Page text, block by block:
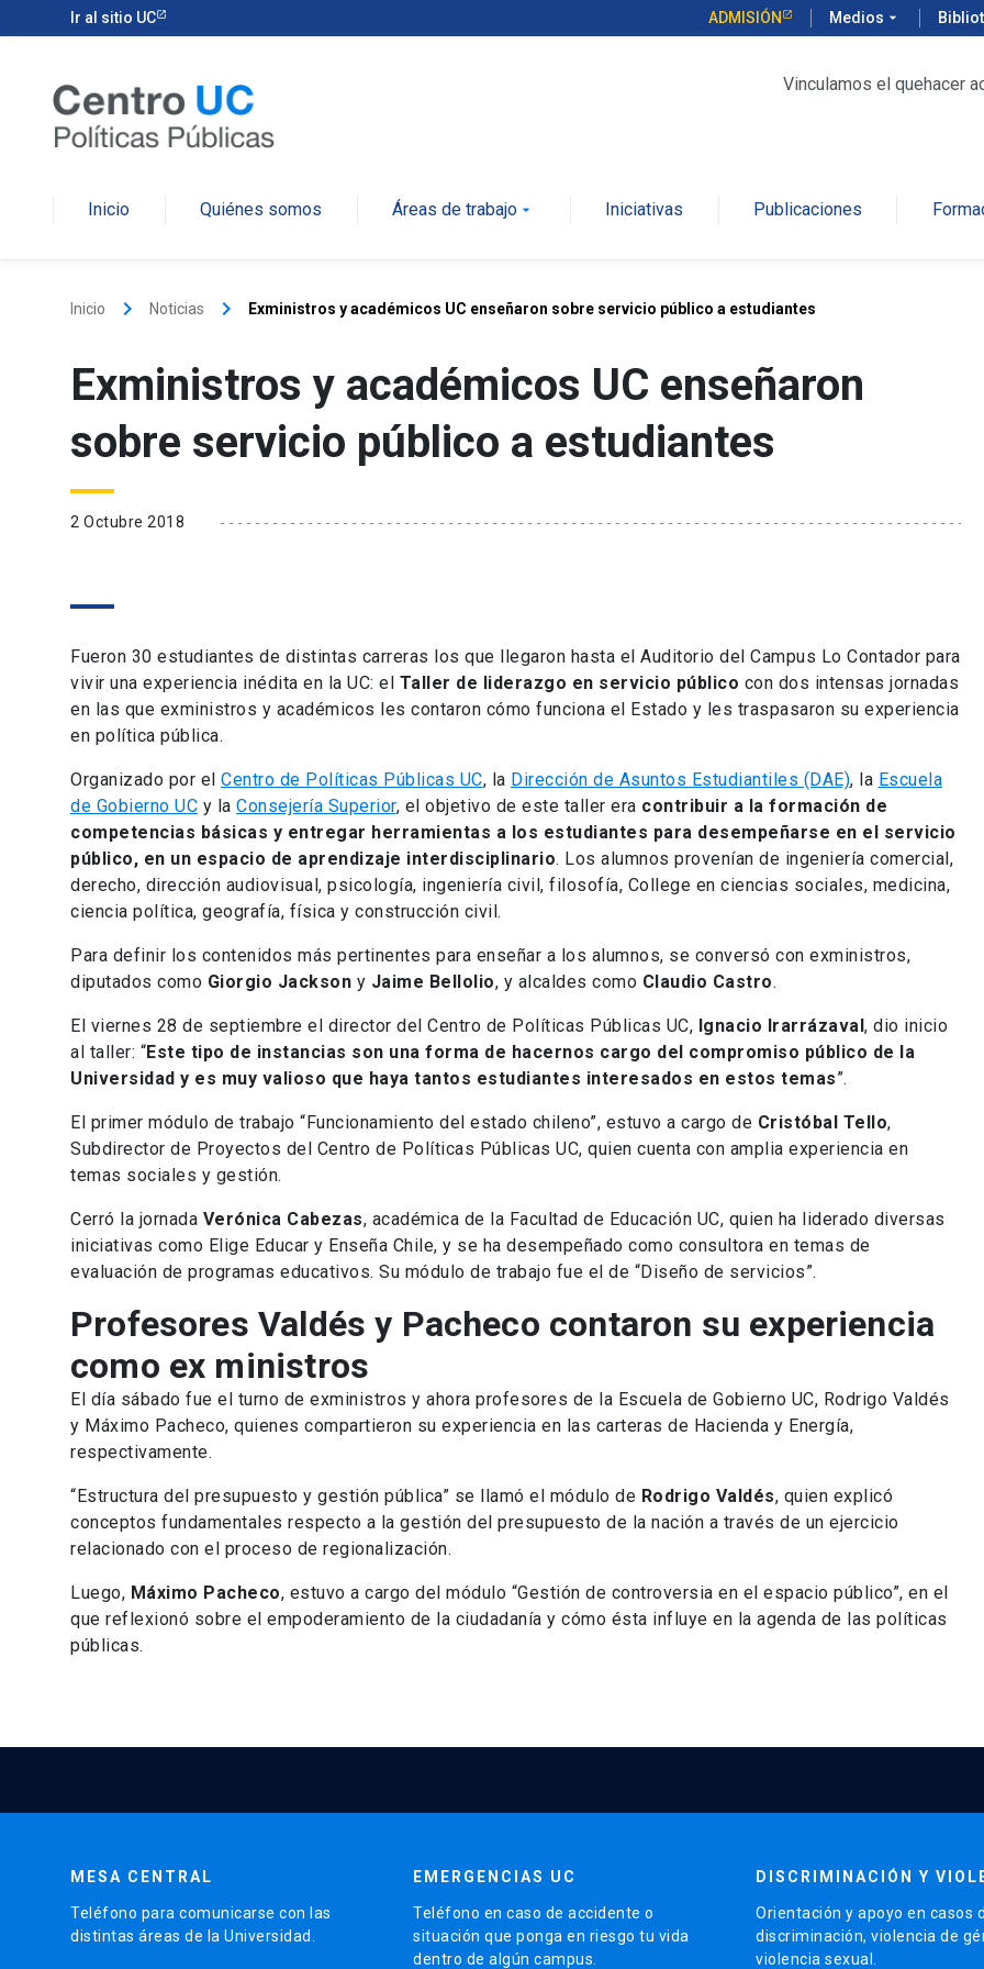
Ir al sitio UC ADMISIÓN Medios arrow_drop_down
Vinculamos el quehacer
Inicio Quiénes somos Áreas de trabajo arrow_drop_down Iniciativas Publicaciones
Inicio keyboard_arrow_right Noticias keyboard_arrow_right Exministros y académicos UC enseñaron sobre servicio público a estudiantes
Exministros y académicos UC enseñaron
sobre servicio público a estudiantes
2 Octubre 2018
Fueron 30 estudiantes de distintas carreras los que llegaron hasta el Auditorio del Campus Lo Contador para
vivir una experiencia inédita en la UC: el Taller de liderazgo en servicio público con dos intensas jornadas
en las que exministros y académicos les contaron cómo funciona el Estado y les traspasaron su experiencia
en política pública.
Organizado por el Centro de Políticas Públicas UC, la Dirección de Asuntos Estudiantiles (DAE), la Escuela
de Gobierno UC y la Consejería Superior, el objetivo de este taller era contribuir a la formación de
competencias básicas y entregar herramientas a los estudiantes para desempeñarse en el servicio
público, en un espacio de aprendizaje interdisciplinario. Los alumnos provenían de ingeniería comercial,
derecho, dirección audiovisual, psicología, ingeniería civil, filosofía, College en ciencias sociales, medicina,
ciencia política, geografía, física y construcción civil.
Para definir los contenidos más pertinentes para enseñar a los alumnos, se conversó con exministros,
diputados como Giorgio Jackson y Jaime Bellolio, y alcaldes como Claudio Castro.
El viernes 28 de septiembre el director del Centro de Políticas Públicas UC, Ignacio Irarrázaval, dio inicio
al taller: “Este tipo de instancias son una forma de hacernos cargo del compromiso público de la
Universidad y es muy valioso que haya tantos estudiantes interesados en estos temas”.
El primer módulo de trabajo “Funcionamiento del estado chileno”, estuvo a cargo de Cristóbal Tello,
Subdirector de Proyectos del Centro de Políticas Públicas UC, quien cuenta con amplia experiencia en
temas sociales y gestión.
Cerró la jornada Verónica Cabezas, académica de la Facultad de Educación UC, quien ha liderado diversas
iniciativas como Elige Educar y Enseña Chile, y se ha desempeñado como consultora en temas de
evaluación de programas educativos. Su módulo de trabajo fue el de “Diseño de servicios”.
Profesores Valdés y Pacheco contaron su experiencia
como ex ministros
El día sábado fue el turno de exministros y ahora profesores de la Escuela de Gobierno UC, Rodrigo Valdés
y Máximo Pacheco, quienes compartieron su experiencia en las carteras de Hacienda y Energía,
respectivamente.
“Estructura del presupuesto y gestión pública” se llamó el módulo de Rodrigo Valdés, quien explicó
conceptos fundamentales respecto a la gestión del presupuesto de la nación a través de un ejercicio
relacionado con el proceso de regionalización.
Luego, Máximo Pacheco, estuvo a cargo del módulo “Gestión de controversia en el espacio público”, en el
que reflexionó sobre el empoderamiento de la ciudadanía y cómo ésta influye en la agenda de las políticas
públicas.
MESA CENTRAL
Teléfono para comunicarse con las
distintas áreas de la Universidad.
EMERGENCIAS UC
Teléfono en caso de accidente o
situación que ponga en riesgo tu vida
dentro de algún campus.
DISCRIMINACIÓN Y
Orientación y apoyo en casos
discriminación, violencia de
violencia sexual.